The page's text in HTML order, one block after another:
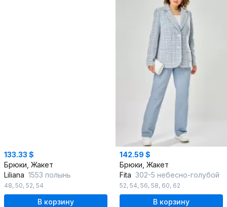
133.33 $
Брюки, Жакет
Liliana 1553 полынь
48, 50, 52, 54
В корзину
142.59 $
Брюки, Жакет
Fita 302-5 небесно-голубой
52, 54, 56, 58, 60, 62
В корзину